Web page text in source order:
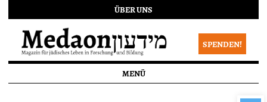
ÜBER UNS
SPENDEN!
MENÜ